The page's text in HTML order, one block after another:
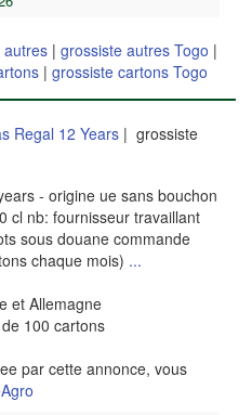
autres | grossiste autres Togo |
| grossiste cartons Togo
Regal 12 Years| grossiste
- origine ue sans bouchon
cl nb: fournisseur travaillant
sous douane commande
chaque mois) ...
et Allemagne
100 cartons
par cette annonce, vous